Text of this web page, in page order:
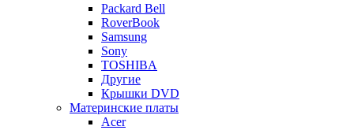
Packard Bell
RoverBook
Samsung
Sony
TOSHIBA
Другие
Крышки DVD
Материнские платы
Acer